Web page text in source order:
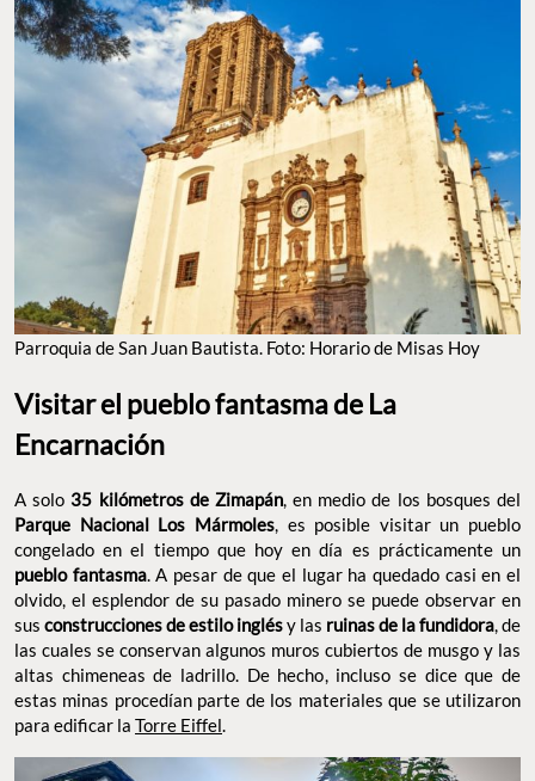
Parroquia de San Juan Bautista. Foto: Horario de Misas Hoy
Visitar el pueblo fantasma de La
Encarnación
A solo 35 kilómetros de Zimapán, en medio de los bosques del
Parque Nacional Los Mármoles, es posible visitar un pueblo
congelado en el tiempo que hoy en día es prácticamente un
pueblo fantasma. A pesar de que el lugar ha quedado casi en el
olvido, el esplendor de su pasado minero se puede observar en
sus construcciones de estilo inglésy las ruinas de la fundidora , de
las cuales se conservan algunos muros cubiertos de musgo y las
altas chimeneas de ladrillo. De hecho, incluso se dice que de
estas minas procedían parte de los materiales que se utilizaron
para edificar la Torre Eiffel